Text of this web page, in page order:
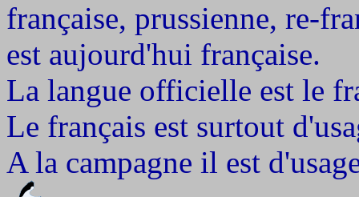
française, prussienne, re-
est aujourd'hui française.
La langue officielle est le
Le français est surtout
A la campagne il est